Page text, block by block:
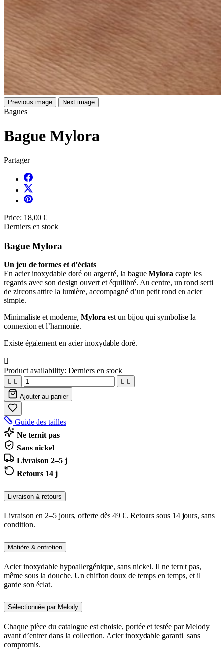
Previous image Next image
Bagues
Bague Mylora
Partager
Price: 18,00 €
Derniers en stock
Bague Mylora
Un jeu de formes et d’éclats
En acier inoxydable doré ou argenté, la bague Mylora capte les
regards avec son design ouvert et équilibré. Au centre, un rond serti
de zircons attire la lumière, accompagné d’un petit rond en acier
simple.
Minimaliste et moderne, Mylora est un bijou qui symbolise la
connexion et l’harmonie.
Existe également en acier inoxydable doré.

Product availability: Derniers en stock
   
Ajouter au panier
Guide des tailles
Ne ternit pas
Sans nickel
Livraison 2–5 j
Retours 14 j
Livraison & retours
Livraison en 2–5 jours, offerte dès 49 €. Retours sous 14 jours, sans
condition.
Matière & entretien
Acier inoxydable hypoallergénique, sans nickel. Il ne ternit pas,
même sous la douche. Un chiffon doux de temps en temps, et il
garde son éclat.
Sélectionnée par Melody
Chaque pièce du catalogue est choisie, portée et testée par Melody
avant d’entrer dans la collection. Acier inoxydable garanti, sans
compromis.